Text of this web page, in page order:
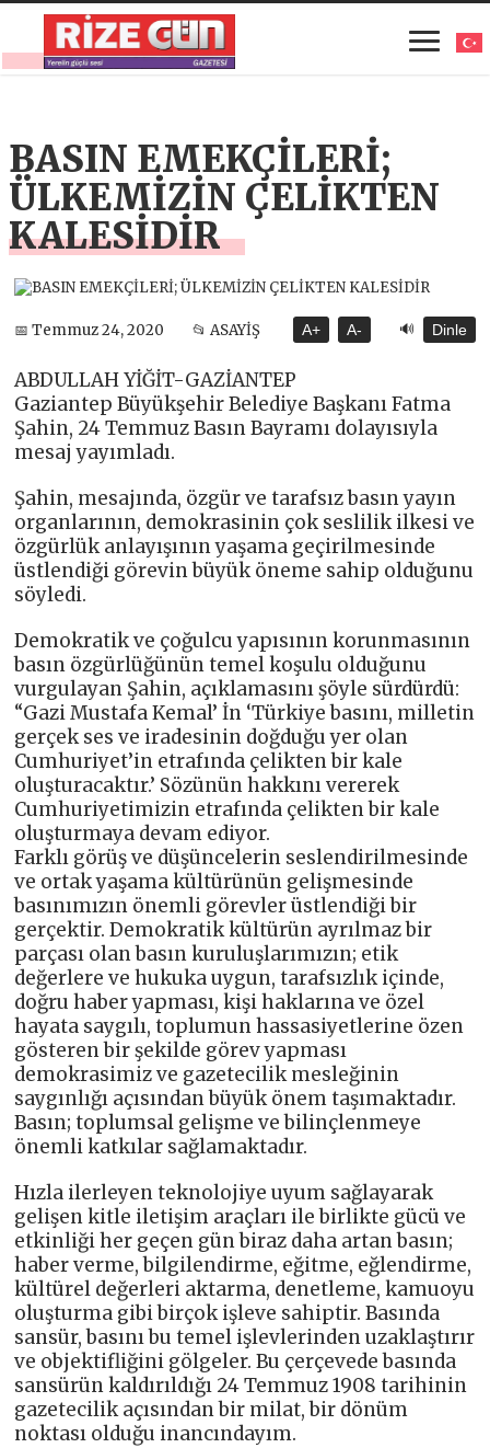
BASIN EMEKÇİLERİ;
ÜLKEMİZİN ÇELİKTEN
KALESİDİR
📅 Temmuz 24, 2020 📂 ASAYİŞ A+ A- 🔊 Dinle
ABDULLAH YİĞİT-GAZİANTEP
Gaziantep Büyükşehir Belediye Başkanı Fatma
Şahin, 24 Temmuz Basın Bayramı dolayısıyla
mesaj yayımladı.
Şahin, mesajında, özgür ve tarafsız basın yayın
organlarının, demokrasinin çok seslilik ilkesi ve
özgürlük anlayışının yaşama geçirilmesinde
üstlendiği görevin büyük öneme sahip olduğunu
söyledi.
Demokratik ve çoğulcu yapısının korunmasının
basın özgürlüğünün temel koşulu olduğunu
vurgulayan Şahin, açıklamasını şöyle sürdürdü:
“Gazi Mustafa Kemal’ İn ‘Türkiye basını, milletin
gerçek ses ve iradesinin doğduğu yer olan
Cumhuriyet’in etrafında çelikten bir kale
oluşturacaktır.’ Sözünün hakkını vererek
Cumhuriyetimizin etrafında çelikten bir kale
oluşturmaya devam ediyor.
Farklı görüş ve düşüncelerin seslendirilmesinde
ve ortak yaşama kültürünün gelişmesinde
basınımızın önemli görevler üstlendiği bir
gerçektir. Demokratik kültürün ayrılmaz bir
parçası olan basın kuruluşlarımızın; etik
değerlere ve hukuka uygun, tarafsızlık içinde,
doğru haber yapması, kişi haklarına ve özel
hayata saygılı, toplumun hassasiyetlerine özen
gösteren bir şekilde görev yapması
demokrasimiz ve gazetecilik mesleğinin
saygınlığı açısından büyük önem taşımaktadır.
Basın; toplumsal gelişme ve bilinçlenmeye
önemli katkılar sağlamaktadır.
Hızla ilerleyen teknolojiye uyum sağlayarak
gelişen kitle iletişim araçları ile birlikte gücü ve
etkinliği her geçen gün biraz daha artan basın;
haber verme, bilgilendirme, eğitme, eğlendirme,
kültürel değerleri aktarma, denetleme, kamuoyu
oluşturma gibi birçok işleve sahiptir. Basında
sansür, basını bu temel işlevlerinden uzaklaştırır
ve objektifliğini gölgeler. Bu çerçevede basında
sansürün kaldırıldığı 24 Temmuz 1908 tarihinin
gazetecilik açısından bir milat, bir dönüm
noktası olduğu inancındayım.